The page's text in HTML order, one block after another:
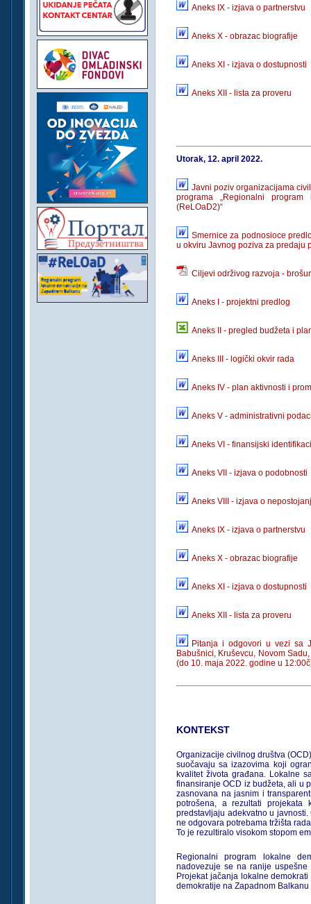
Aneks IX - izjava o partnerstvu
Aneks X - obrazac biografije
Aneks XI - izjava o dostupnosti
Aneks XII - lista za proveru
Utorak, 12. april 2022.
Javni poziv organizacijama
programa „Regionalni
(ReLOaD2)“
Smernice za podnosioce
u okviru Javnog poziva za predaju
Ciljevi održivog razvoja -
Aneks I - projektni predlog
Aneks II - pregled budžeta i
Aneks III - logički okvir rada
Aneks IV - plan aktivnosti i
Aneks V - administrativni
Aneks VI - finansijski
Aneks VII - izjava o podobnosti
Aneks VIII - izjava o
Aneks IX - izjava o partnerstvu
Aneks X - obrazac biografije
Aneks XI - izjava o dostupnosti
Aneks XII - lista za proveru
Pitanja i odgovori u vezi sa
Babušnici, Kruševcu, Novom
(do 10. maja 2022. godine u
KONTEKST
Organizacije civilnog društva
suočavaju sa izazovima koji
kvalitet života građana. Lo­kalne
finansiranje OCD iz budžeta, ali u
za­snovana na jasnim i
potrošena, a rezultati
predstavljaju adekvatno u
ne odgovara potrebama tržišta
To je rezultiralo visokom stopom
Regionalni program lokalne
nadovezuje se na ranije
Projekat jačanja lokalne
demokratije na Zapadnom